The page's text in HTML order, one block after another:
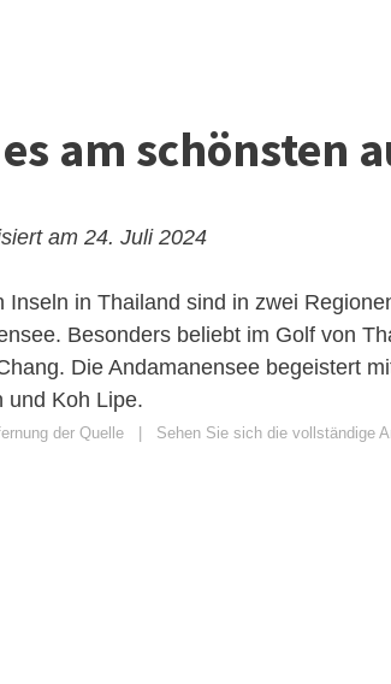
am schönsten
am 24. Juli 2024
Inseln in Thailand sind in zwei
Besonders beliebt im Golf von
Die Andamanensee begeistert
und Koh Lipe.
der Quelle Sehen Sie sich die vollständige